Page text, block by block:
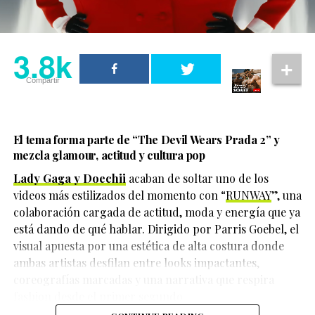
Una publicación compartida de El Clóset LGBT (@elclosetlgbt)
3.8k
Compartir
durante la tarde del 20 de mayo.
movimientos bancarios realizados después de su
desaparición, lo que impulsó las investigaciones que
finalmente llevaron al hallazgo de la fosa clandestina.
Hasta el momento, las autoridades continúan
3.8k
Compartir
El tema forma parte de “The Devil Wears Prada 2”y
mezcla glamour, actitud y cultura pop
Lady Gaga y Doechii acaban de soltar uno de los
videos más estilizados del momento con “RUNWAY”, una
colaboración cargada de actitud, moda y energía que ya
está dando de qué hablar. Dirigido por Parris Goebel, el
visual apuesta por una estética de alta costura donde
ambas artistas desfilan entre looks impactantes,